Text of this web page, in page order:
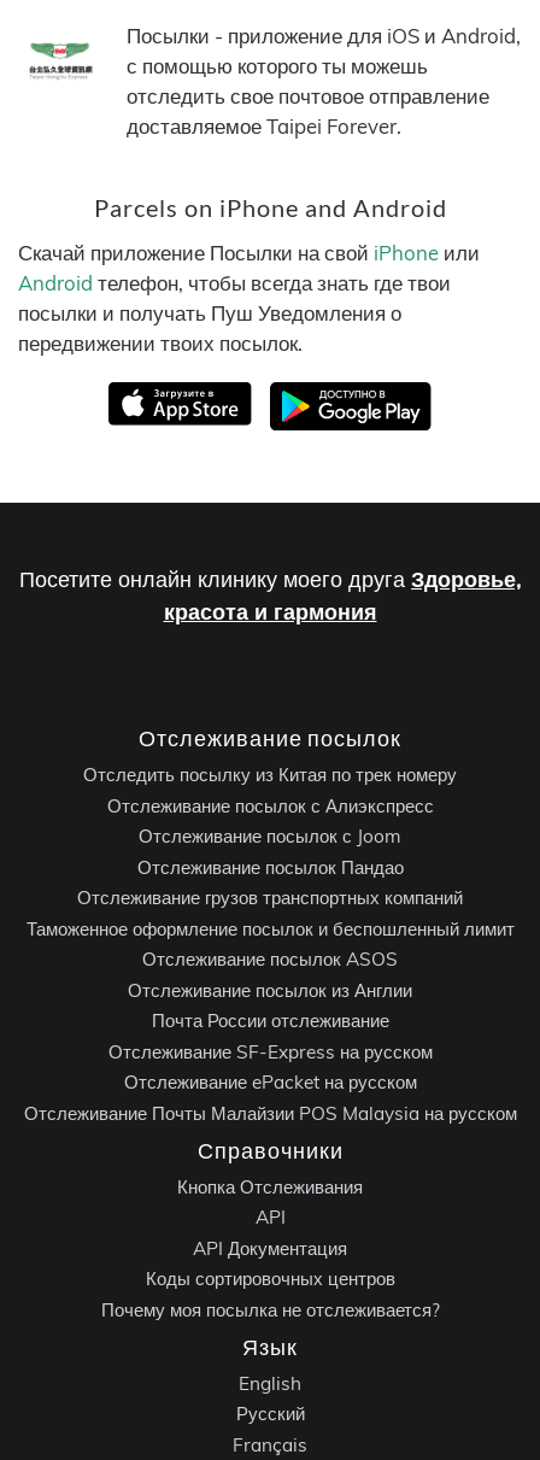
Посылки - приложение для iOS и Android,
с помощью которого ты можешь
отследить свое почтовое отправление
доставляемое Taipei Forever.
Parcels on iPhone and Android
Скачай приложение Посылки на свой iPhone или
Android телефон, чтобы всегда знать где твои
посылки и получать Пуш Уведомления о
передвижении твоих посылок.
Посетите онлайн клинику моего друга Здоровье,
красота и гармония
Отслеживание посылок
Отследить посылку из Китая по трек номеру
Отслеживание посылок с Алиэкспресс
Отслеживание посылок с Joom
Отслеживание посылок Пандао
Отслеживание грузов транспортных компаний
Таможенное оформление посылок и беспошленный лимит
Отслеживание посылок ASOS
Отслеживание посылок из Англии
Почта России отслеживание
Отслеживание SF-Express на русском
Отслеживание ePacket на русском
Отслеживание Почты Малайзии POS Malaysia на русском
Справочники
Кнопка Отслеживания
API
API Документация
Коды сортировочных центров
Почему моя посылка не отслеживается?
Язык
English
Русский
Français